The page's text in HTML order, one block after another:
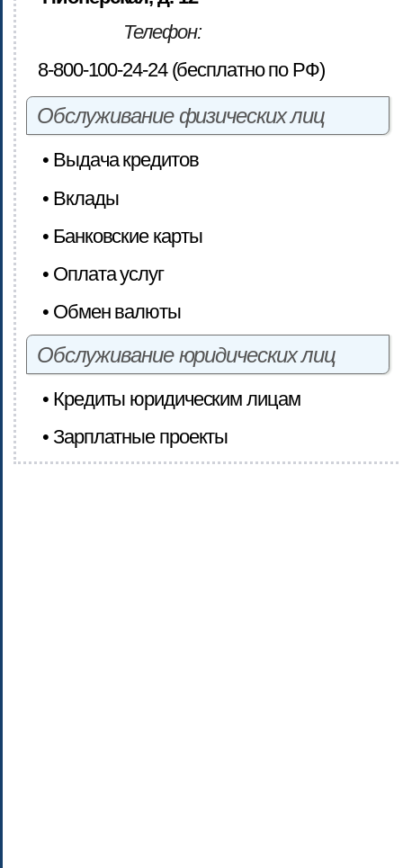
Телефон:
8-800-100-24-24 (бесплатно по РФ)
Обслуживание физических лиц
• Выдача кредитов
• Вклады
• Банковские карты
• Оплата услуг
• Обмен валюты
Обслуживание юридических лиц
• Кредиты юридическим лицам
• Зарплатные проекты